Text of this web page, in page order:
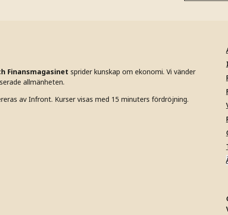
Finansmagasinet sprider kunskap om ekonomi. Vi vänder
allmänheten.
av Infront. Kurser visas med 15 minuters fördröjning.